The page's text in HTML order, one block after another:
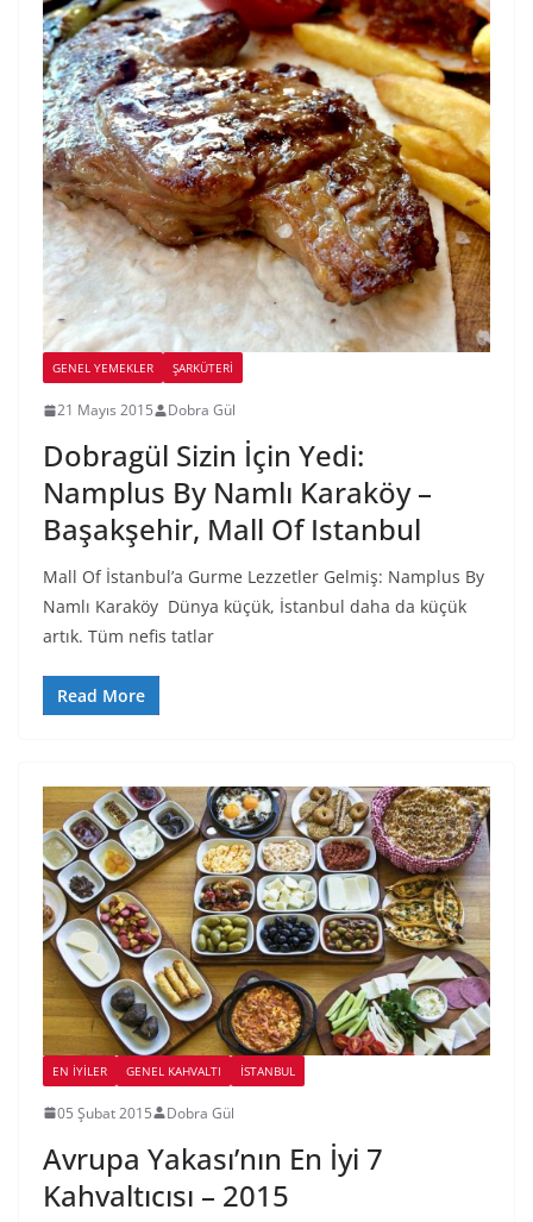
GENEL YEMEKLER ŞARKÜTERI
21 Mayıs 2015 Dobra Gül
Dobragül Sizin İçin Yedi:
Namplus By Namlı Karaköy –
Başakşehir, Mall Of Istanbul
Mall Of İstanbul’a Gurme Lezzetler Gelmiş: Namplus By
Namlı Karaköy Dünya küçük, İstanbul daha da küçük
artık. Tüm nefis tatlar
Read More
EN İYILER GENEL KAHVALTI İSTANBUL
05 Şubat 2015 Dobra Gül
Avrupa Yakası’nın En İyi 7
Kahvaltıcısı – 2015